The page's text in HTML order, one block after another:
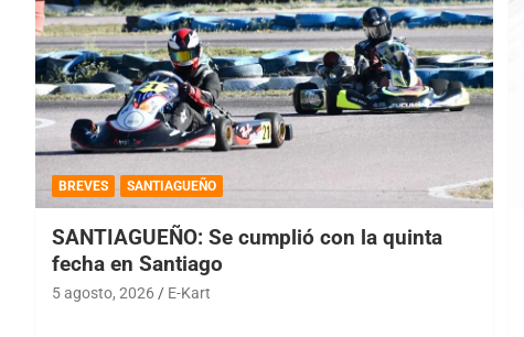
BREVES SANTIAGUEÑO
SANTIAGUEÑO: Se cumplió con la quinta
fecha en Santiago
5 agosto, 2026 E-Kart